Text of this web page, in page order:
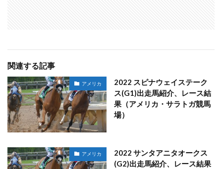
関連する記事
アメリカ
2022 スピナウェイステーク
ス(G1)出走馬紹介、レース結
果（アメリカ・サラトガ競馬
場）
アメリカ
2022 サンタアニタオークス
(G2)出走馬紹介、レース結果